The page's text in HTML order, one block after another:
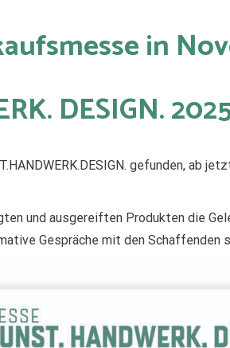
in
DESIGN.
gefunden, ab
und ausgereiften Produkten die
Gespräche mit den Schaffenden